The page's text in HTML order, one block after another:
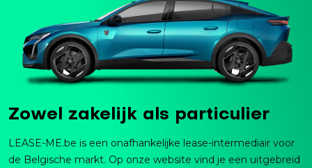
Zowel zakelijk als particulier
LEASE-ME.be is een onafhankelijke lease-intermediair voor
de Belgische markt. Op onze website vind je een uitgebreid